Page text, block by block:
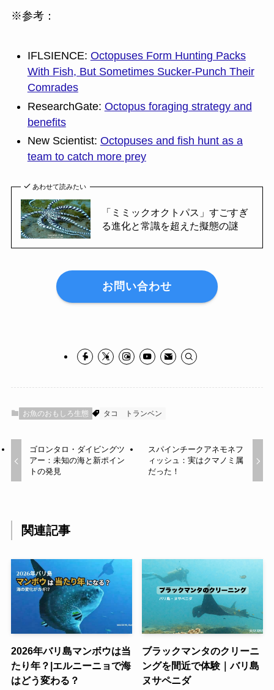
※参考：
IFLSIENCE: Octopuses Form Hunting Packs
With Fish, But Sometimes Sucker-Punch Their
Comrades
ResearchGate: Octopus foraging strategy and
benefits
New Scientist: Octopuses and fish hunt as a
team to catch more prey
あわせて読みたい
「ミミックオクトパス」すごすぎ
る進化と常識を超えた擬態の謎
お問い合わせ
お魚のおもしろ生態 タコ トランベン
ゴロンタロ・ダイビングツ
アー：未知の海と新ポイン
トの発見
スパインチークアネモネフ
ィッシュ：実はクマノミ属
だった！
関連記事
2026年バリ島マンボウは当
たり年？|エルニーニョで海
はどう変わる？
ブラックマンタのクリーニ
ングを間近で体験｜バリ島
ヌサペニダ